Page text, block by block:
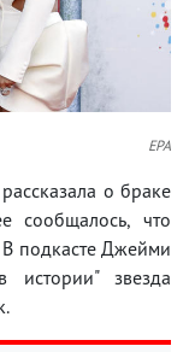
EPA
о браке
сообщалось, что
В подкасте Джейми
истории" звезда